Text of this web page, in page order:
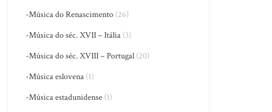
-Música do Renascimento (26)
-Música do séc. XVII – Itália (3)
-Música do séc. XVIII – Portugal (20)
-Música eslovena (1)
-Música estadunidense (1)